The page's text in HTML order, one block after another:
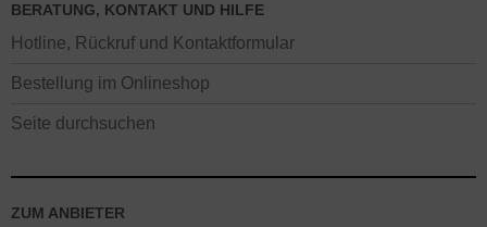
BERATUNG, KONTAKT UND HILFE
Hotline, Rückruf und Kontaktformular
Bestellung im Onlineshop
Seite durchsuchen
ZUM ANBIETER